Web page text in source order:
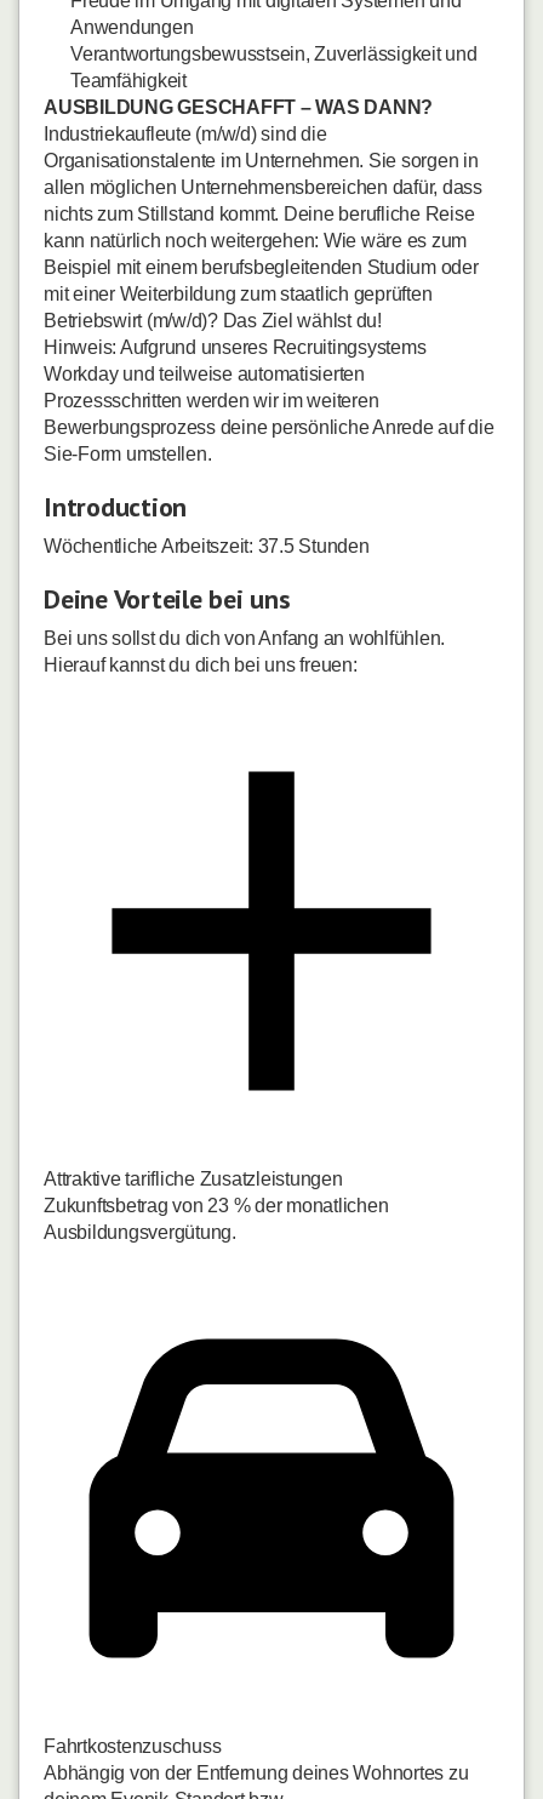
Anwendungen
Verantwortungsbewusstsein, Zuverlässigkeit und
Teamfähigkeit
AUSBILDUNG GESCHAFFT – WAS DANN?
Industriekaufleute (m/w/d) sind die
Organisationstalente im Unternehmen. Sie sorgen in
allen möglichen Unternehmensbereichen dafür, dass
nichts zum Stillstand kommt. Deine berufliche Reise
kann natürlich noch weitergehen: Wie wäre es zum
Beispiel mit einem berufsbegleitenden Studium oder
mit einer Weiterbildung zum staatlich geprüften
Betriebswirt (m/w/d)? Das Ziel wählst du!
Hinweis: Aufgrund unseres Recruitingsystems
Workday und teilweise automatisierten
Prozessschritten werden wir im weiteren
Bewerbungsprozess deine persönliche Anrede auf die
Sie-Form umstellen.
Introduction
Wöchentliche Arbeitszeit: 37.5 Stunden
Deine Vorteile bei uns
Bei uns sollst du dich von Anfang an wohlfühlen.
Hierauf kannst du dich bei uns freuen:
Attraktive tarifliche Zusatzleistungen
Zukunftsbetrag von 23 % der monatlichen
Ausbildungsvergütung.
Fahrtkostenzuschuss
Abhängig von der Entfernung deines Wohnortes zu